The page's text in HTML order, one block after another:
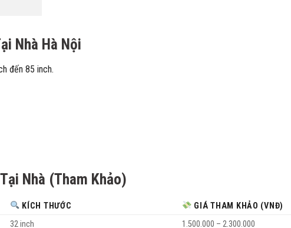
Nhà Hà Nội
đến 85 inch.
Nhà (Tham Khảo)
KÍCH THƯỚC
GIÁ THAM KHẢO (VNĐ)
32 inch
1.500.000 – 2.300.000